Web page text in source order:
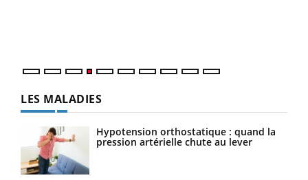
LES MALADIES
Hypotension orthostatique : quand la
pression artérielle chute au lever